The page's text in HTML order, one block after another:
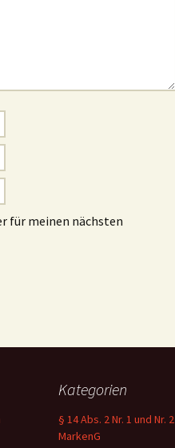
für meinen nächsten
Kategorien
§ 14 Abs. 2 Nr. 1 und Nr. 2
MarkenG